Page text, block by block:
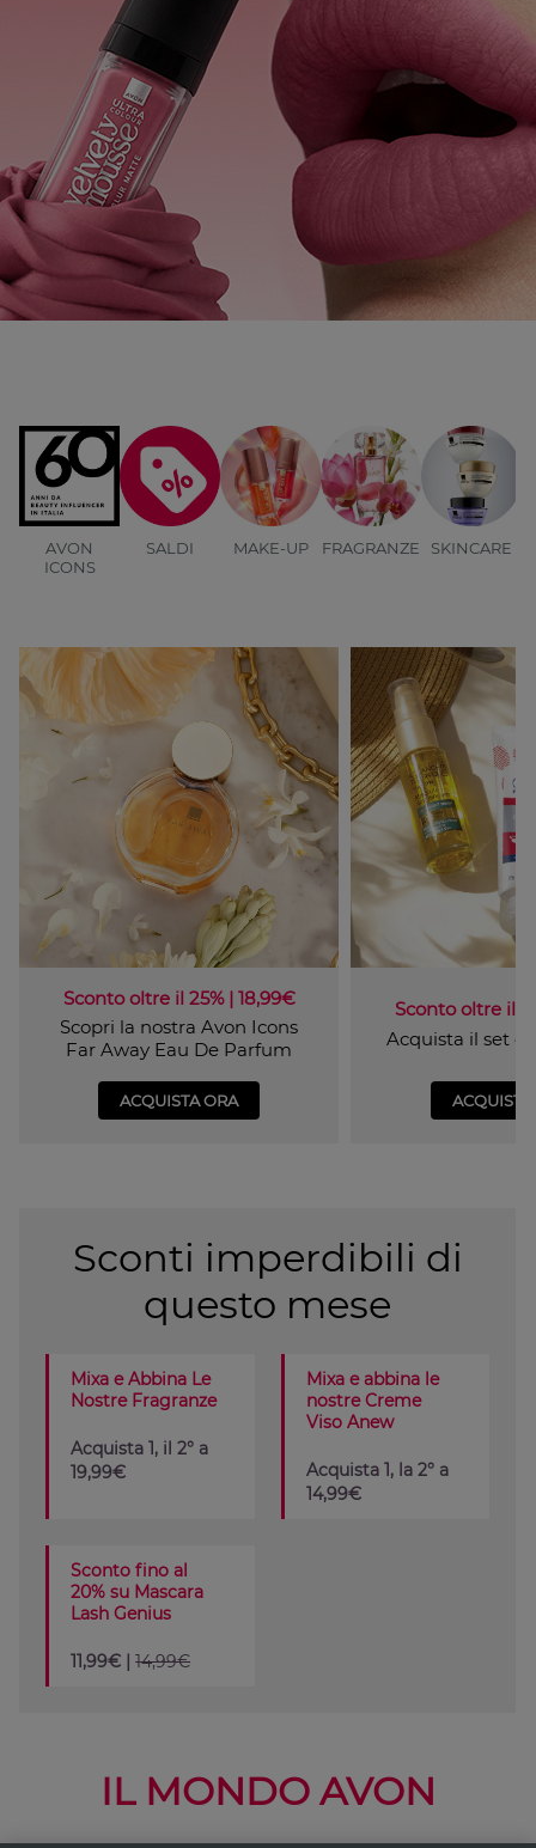
AVON
ICONS
SALDI MAKE-UP FRAGRANZE SKINCARE
Sconto oltre il 25% | 18,99€
Scopri la nostra Avon Icons
Far Away Eau De Parfum
ACQUISTA ORA
Sconto oltre il
Acquista il set
ACQUISTA
Sconti imperdibili di
questo mese
Mixa e Abbina Le
Nostre Fragranze
Acquista 1, il 2° a
19,99€
Mixa e abbina le
nostre Creme
Viso Anew
Acquista 1, la 2° a
14,99€
Sconto fino al
20% su Mascara
Lash Genius
11,99€ |14,99€
IL MONDO AVON